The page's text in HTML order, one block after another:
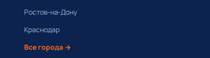
Ростов-на-Дону
Краснодар
Все города →